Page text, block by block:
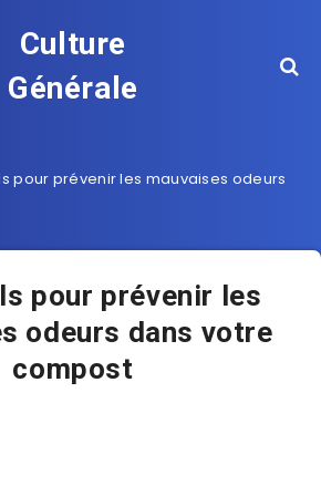
Culture
Générale
pour prévenir les mauvaises odeurs
pour prévenir les
odeurs dans votre
compost